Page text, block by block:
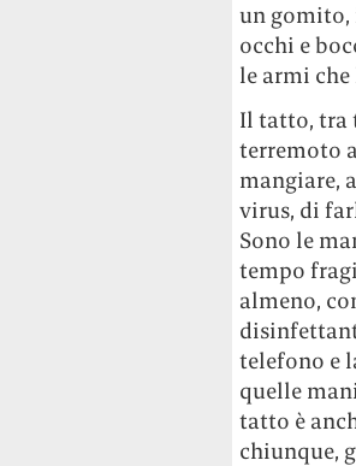
un gomito,
occhi e
le armi
Il tatto, tra
terremoto
mangiare,
virus, di
Sono le
tempo
almeno,
telefono e
quelle
tatto è
chiunque,